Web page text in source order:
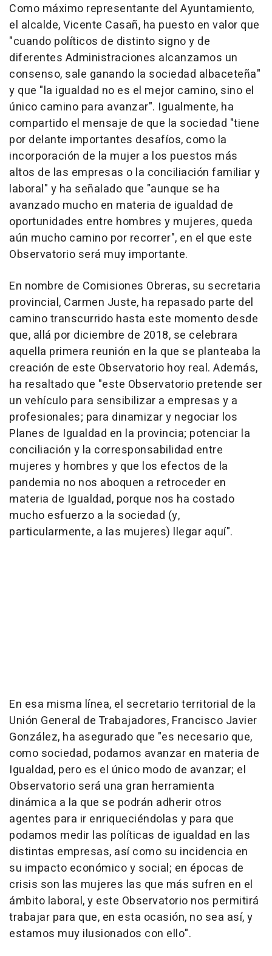
Como máximo representante del Ayuntamiento,
el alcalde, Vicente Casañ, ha puesto en valor que
"cuando políticos de distinto signo y de
diferentes Administraciones alcanzamos un
consenso, sale ganando la sociedad albaceteña"
y que "la igualdad no es el mejor camino, sino el
único camino para avanzar". Igualmente, ha
compartido el mensaje de que la sociedad "tiene
por delante importantes desafíos, como la
incorporación de la mujer a los puestos más
altos de las empresas o la conciliación familiar y
laboral" y ha señalado que "aunque se ha
avanzado mucho en materia de igualdad de
oportunidades entre hombres y mujeres, queda
aún mucho camino por recorrer", en el que este
Observatorio será muy importante.
En nombre de Comisiones Obreras, su secretaria
provincial, Carmen Juste, ha repasado parte del
camino transcurrido hasta este momento desde
que, allá por diciembre de 2018, se celebrara
aquella primera reunión en la que se planteaba la
creación de este Observatorio hoy real. Además,
ha resaltado que "este Observatorio pretende ser
un vehículo para sensibilizar a empresas y a
profesionales; para dinamizar y negociar los
Planes de Igualdad en la provincia; potenciar la
conciliación y la corresponsabilidad entre
mujeres y hombres y que los efectos de la
pandemia no nos aboquen a retroceder en
materia de Igualdad, porque nos ha costado
mucho esfuerzo a la sociedad (y,
particularmente, a las mujeres) llegar aquí".
En esa misma línea, el secretario territorial de la
Unión General de Trabajadores, Francisco Javier
González, ha asegurado que "es necesario que,
como sociedad, podamos avanzar en materia de
Igualdad, pero es el único modo de avanzar; el
Observatorio será una gran herramienta
dinámica a la que se podrán adherir otros
agentes para ir enriqueciéndolas y para que
podamos medir las políticas de igualdad en las
distintas empresas, así como su incidencia en
su impacto económico y social; en épocas de
crisis son las mujeres las que más sufren en el
ámbito laboral, y este Observatorio nos permitirá
trabajar para que, en esta ocasión, no sea así, y
estamos muy ilusionados con ello".